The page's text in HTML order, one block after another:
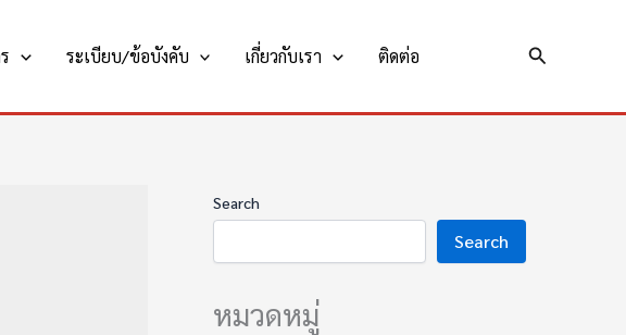
ระเบียบ/ข้อบังคับ เกี่ยวกับเรา ติดต่อ Search
Search
Search
หมวดหมู่